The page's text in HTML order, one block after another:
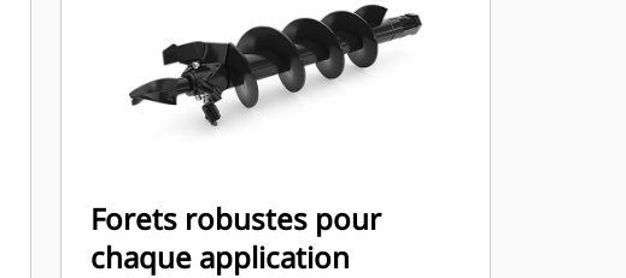
Forets robustes pour
chaque application